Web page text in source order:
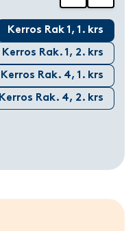
Kerros Rak 1, 1. krs
Kerros Rak. 1, 2. krs
Kerros Rak. 4, 1. krs
Kerros Rak. 4, 2. krs